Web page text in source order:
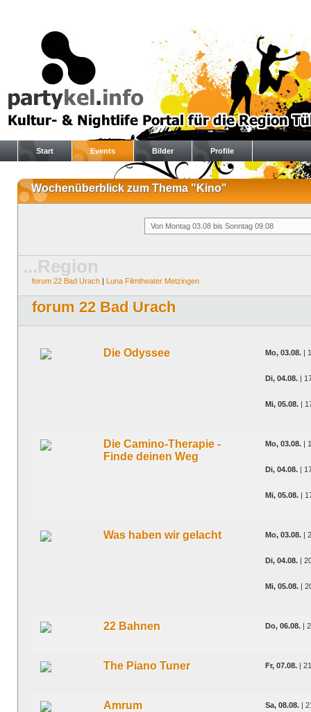
Start Events Bilder Profile
Wochenüberblick zum Thema "Kino"
...Region
forum 22 Bad Urach | Luna Filmtheater Metzingen
forum 22 Bad Urach
Die Odyssee Mo, 03.08. |
Di, 04.08. |
Mi, 05.08. |
Die Camino-Therapie -
Finde deinen Weg
Mo, 03.08. |
Di, 04.08. |
Mi, 05.08. |
Was haben wir gelacht Mo, 03.08. |
Di, 04.08. |
Mi, 05.08. |
22 Bahnen Do, 06.08. |
The Piano Tuner Fr, 07.08. |
Amrum Sa, 08.08. |